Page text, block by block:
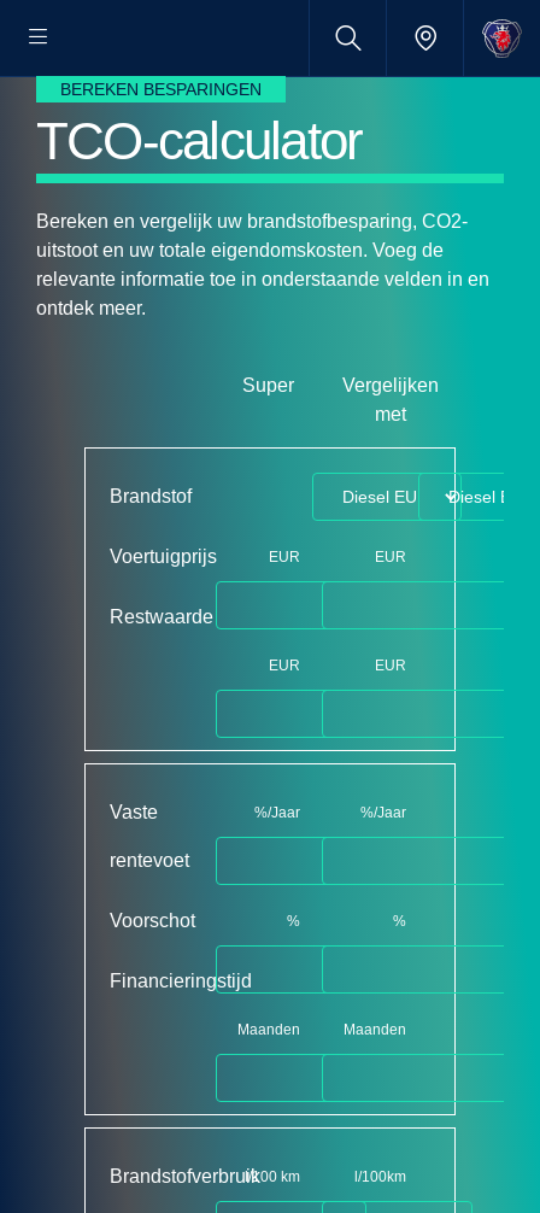
BEREKEN BESPARINGEN
TCO-calculator
Bereken en vergelijk uw brandstofbesparing, CO2-
uitstoot en uw totale eigendomskosten. Voeg de
relevante informatie toe in onderstaande velden in en
ontdek meer.
Super
Vergelijken
met
Brandstof
Voertuigprijs
Restwaarde
EUR
EUR
EUR
EUR
Vaste
rentevoet
Voorschot
Financieringstijd
%/Jaar
%
Maanden
%/Jaar
%
Maanden
Brandstofverbruikl/100 km l/100km